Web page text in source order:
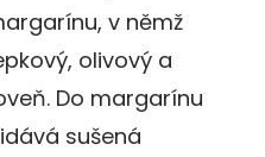
v němž
olivový a
Do margarínu
sušená